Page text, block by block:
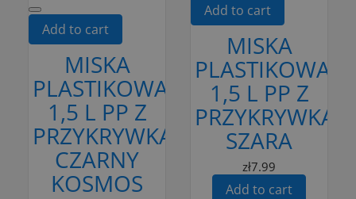
Add to cart
MISKA
PLASTIKOWA
1,5 L PP Z
PRZYKRYWKĄ
CZARNY
KOSMOS
Add to cart
MISKA
PLASTIKOWA
1,5 L PP Z
PRZYKRYWKĄ
SZARA
zł7.99
Add to cart